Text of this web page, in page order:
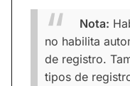
Nota:
no habilita
de registro.
tipos de